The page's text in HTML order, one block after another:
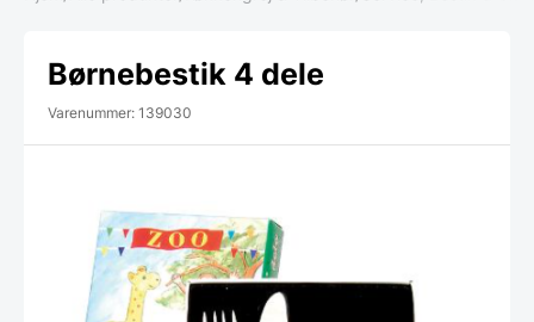
Børnebestik 4 dele
Varenummer: 139030